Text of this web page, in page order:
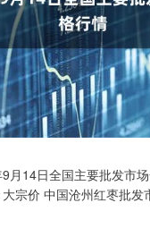
9月14日全国主要批发市
宗价 中国沧州红枣批发